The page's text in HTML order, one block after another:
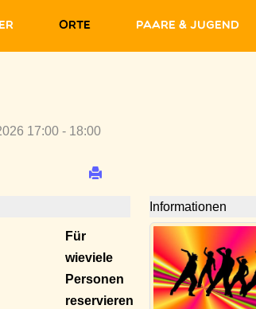
Orte Paare & Jugend
17:00 - 18:00
Für
wieviele
Personen
reservieren
Informationen